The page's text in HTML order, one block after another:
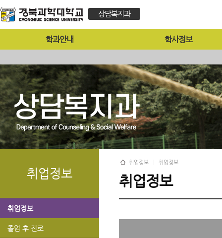
상담복지과
학과안내 학사정보
취업정보
취업정보
졸업 후 진로
취업정보 취업정보
취업정보